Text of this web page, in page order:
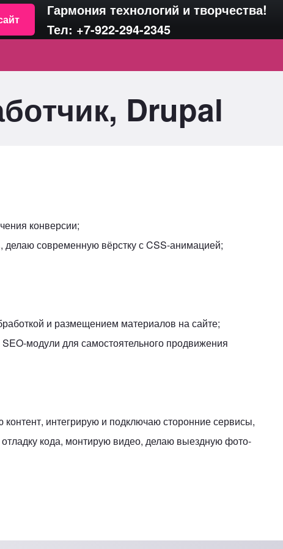
Гармония технологий и творчества!
Тел: +7-922-294-2345
Drupal
конверсии;
современную вёрстку с CSS-анимацией;
и размещением материалов на сайте;
модули для самостоятельного продвижения
интегрирую и подключаю сторонние сервисы,
кода, монтирую видео, делаю выездную фото-